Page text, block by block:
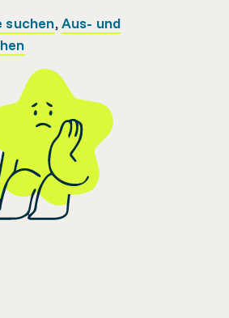
suchen,Aus- und